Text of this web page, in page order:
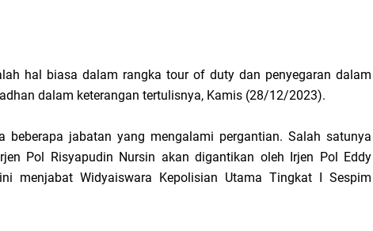
hal biasa dalam rangka tour of duty dan penyegaran dalam
dalam keterangan tertulisnya, Kamis (28/12/2023).
jabatan yang mengalami pergantian. Salah satunya
Pol Risyapudin Nursin akan digantikan oleh Irjen Pol Eddy
menjabat Widyaiswara Kepolisian Utama Tingkat I Sespim